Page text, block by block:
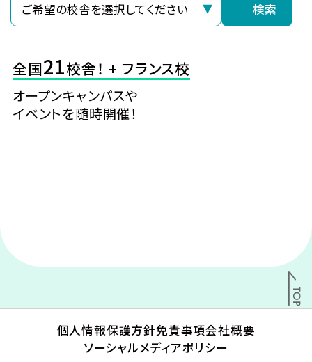
検索
全国21校舎！ + フランス校
オープンキャンパスや
イベントを随時開催！
個人情報保護方針免責事項会社概要
ソーシャルメディアポリシー